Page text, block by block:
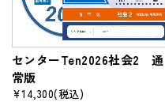
センターTen2026社会2 通
常版
¥14,300(税込)